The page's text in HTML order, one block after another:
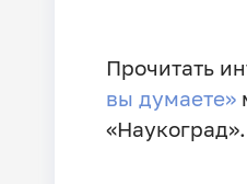
Прочитать
вы думаете»
«Наукоград».